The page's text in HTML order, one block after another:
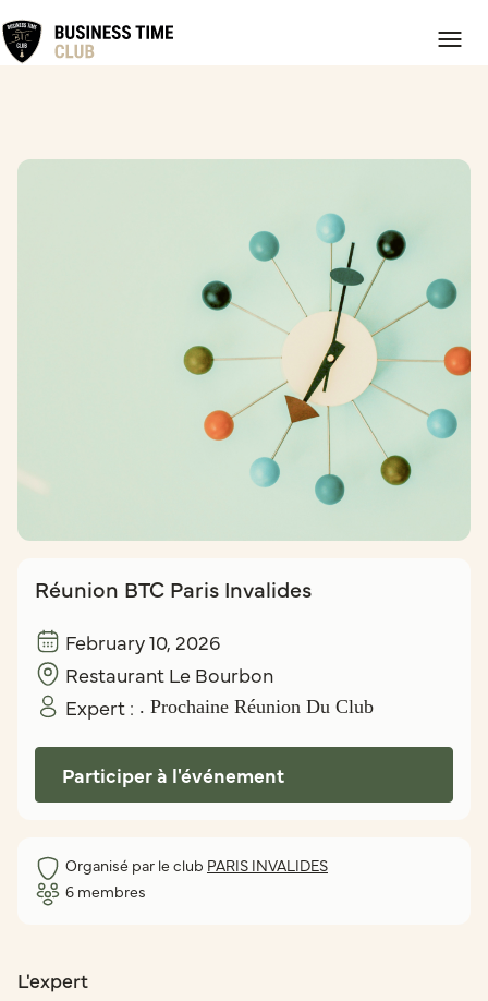
Réunion BTC Paris Invalides
February 10, 2026
Restaurant Le Bourbon
Expert : . Prochaine Réunion Du Club
Participer à l'événement
Organisé par le club PARIS INVALIDES
6 membres
L'expert